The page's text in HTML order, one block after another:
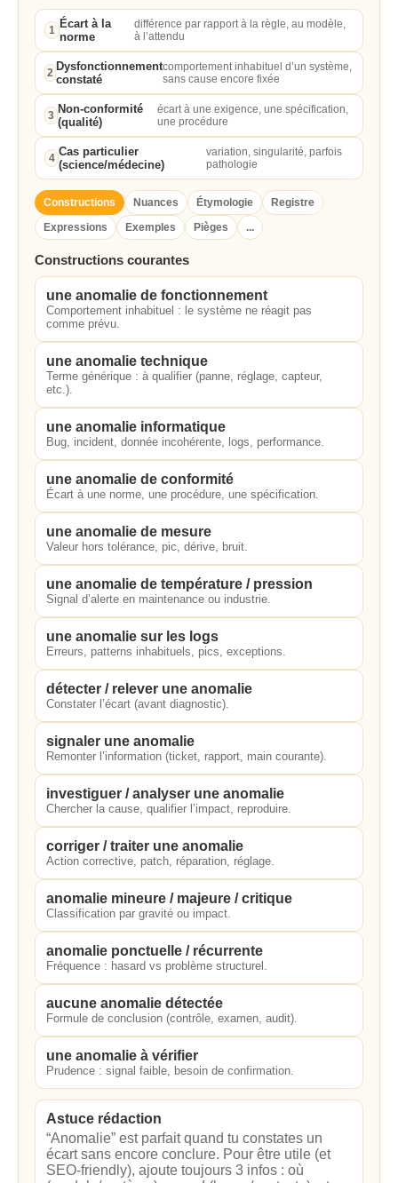
1 Écart à la
norme
différence par rapport à la règle, au modèle,
à l’attendu
2 Dysfonctionnement
constaté
comportement inhabituel d’un système,
sans cause encore fixée
3 Non-conformité
(qualité)
écart à une exigence, une spécification,
une procédure
4 Cas particulier
(science/médecine)
variation, singularité, parfois
pathologie
Constructions Nuances Étymologie
Registre
Expressions
Exemples Pièges ...
Constructions courantes
une anomalie de fonctionnement
Comportement inhabituel : le système ne réagit pas
comme prévu.
une anomalie technique
Terme générique : à qualifier (panne, réglage, capteur,
etc.).
une anomalie informatique
Bug, incident, donnée incohérente, logs, performance.
une anomalie de conformité
Écart à une norme, une procédure, une spécification.
une anomalie de mesure
Valeur hors tolérance, pic, dérive, bruit.
une anomalie de température / pression
Signal d’alerte en maintenance ou industrie.
une anomalie sur les logs
Erreurs, patterns inhabituels, pics, exceptions.
détecter / relever une anomalie
Constater l’écart (avant diagnostic).
signaler une anomalie
Remonter l’information (ticket, rapport, main courante).
investiguer / analyser une anomalie
Chercher la cause, qualifier l’impact, reproduire.
corriger / traiter une anomalie
Action corrective, patch, réparation, réglage.
anomalie mineure / majeure / critique
Classification par gravité ou impact.
anomalie ponctuelle / récurrente
Fréquence : hasard vs problème structurel.
aucune anomalie détectée
Formule de conclusion (contrôle, examen, audit).
une anomalie à vérifier
Prudence : signal faible, besoin de confirmation.
Astuce rédaction
“Anomalie” est parfait quand tu constates un
écart sans encore conclure. Pour être utile (et
SEO-friendly), ajoute toujours 3 infos : où